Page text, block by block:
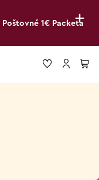
+
Poštovné 1€ Packeta